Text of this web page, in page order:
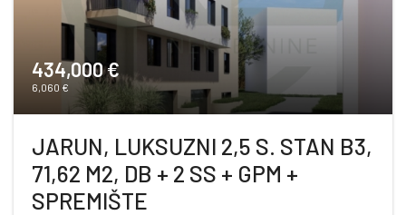
434,000 €
6,060 €
JARUN, LUKSUZNI 2,5 S. STAN B3,
71,62 M2, DB + 2 SS + GPM +
SPREMIŠTE